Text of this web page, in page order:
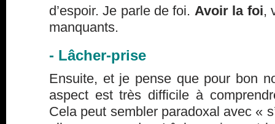
d’espoir. Je parle de foi. Avoir la foi,
manquants.
- Lâcher-prise
Ensuite, et je pense que pour bon
aspect est très difficile à
Cela peut sembler paradoxal avec «